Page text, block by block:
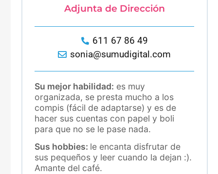
Adjunta de Dirección
611 67 86 49
sonia@sumudigital.com
Su mejor habilidad: es muy
organizada, se presta mucho a los
compis (fácil de adaptarse) y es de
hacer sus cuentas con papel y boli
para que no se le pase nada.
Sus hobbies: le encanta disfrutar de
sus pequeños y leer cuando la dejan :).
Amante del café.